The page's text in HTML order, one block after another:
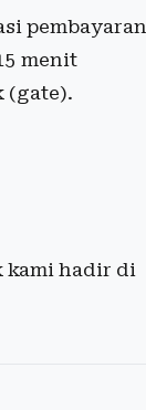
pembayaran
menit
(gate).
kami hadir di